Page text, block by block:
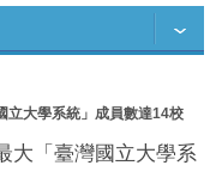
立大學系統」成員數達14校
大「臺灣國立大學系